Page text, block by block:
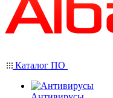
Каталог ПО